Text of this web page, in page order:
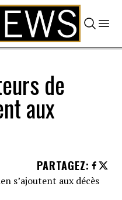
de
aux
PARTAGEZ: